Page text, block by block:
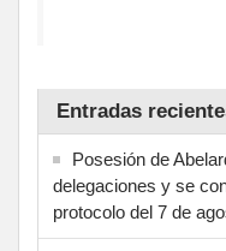
Entradas
Posesión de
delegaciones y se
protocolo del 7 de